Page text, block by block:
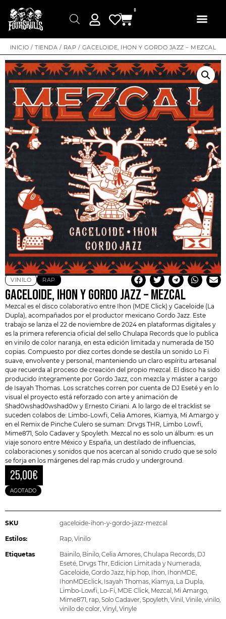
0
INICIO /TIENDA / RAP / GACELOIDE, IHON Y GORDO JAZZ – MEZCAL
VINILO RAP
GACELOIDE, IHON Y GORDO JAZZ – MEZCAL
Mezcal es el disco colaborativo entre Ihon (MDE Click) y Gaceloide (La
Dupla), acompañados por el productor mexicano Gordo Jazz. Este
trabajo se lanza el 22 de noviembre de 2024 en plataformas digitales y
es la primera referencia oficial del sello Chulapa Records que lo publica
en vinilo de color naranja, en esta edición limitada y numerada de 150
copias. Compuesto por diez cortes donde se destila un sonido Lo Fi
suave, envolvente y personal, manteniendo un claro espíritu artesanal
que recuerda al proceso de creación del propio mezcal. El disco ha sido
producido íntegramente por Gordo Jazz, con mezcla y máster a cargo
de Isayah Thomas. Los scratches corren por cuenta de DJ Eseté y en lo
visual el proyecto está reforzado con arte y animación de
Shad0wshad0wshad0w y Ernesto Ciriani. A lo largo de el tracklist se
suceden colabos de: Limbo-Lowfi, Celia Amores, Kiamya, Mi Amargo y
en el Remix de Pinche Culero se suman: Drvgs THR, Limbo Lowfi,
Mime871, Solo Cadaver y Spoyleth. Mezcal no es solo un álbum: es un
viaje sonoro entre México y España, un destilado de influencias,
colaboraciones y sonidos que nos acercan al sonido crudo que se solo
se forja en los márgenes del rap más crudo y underground.
25,00€
AGOTADO
SKU gaceloide-ihon-y-gordo-jazz-mezcal
Estilos: Rap Vinilo
Etiquetas Bainilo Binilo Celia Amores Chulapa Records DJ
Eseté Drvgs Thr Edicion Limitada y Numerada
Gaceloide Gordo Jazz hip hop Ihon IhonMDE
IhonMDEclick Isayah Thomas Kiamya La Dupla
Limbo-Lowfi Lo-Fi MDE Click Mezcal Mi Amargo
Mime871 rap Solo Cadaver Spoyleth Vinil Vinile vinilo
vinilo de color Vinyl Vinyle